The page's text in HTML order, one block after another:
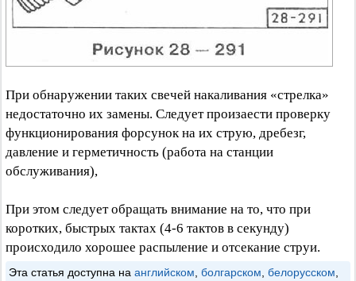
При обнаружении таких свечей накаливания «стрелка»
недостаточно их замены. Следует произаести проверку
функционирования форсунок на их струю, дребезг,
давление и герметичность (работа на станции
обслуживания),
При этом следует обращать внимание на то, что при
коротких, быстрых тактах (4-6 тактов в секунду)
происходило хорошее распыление и отсекание струи.
Эта статья доступна на английском болгарском белорусском